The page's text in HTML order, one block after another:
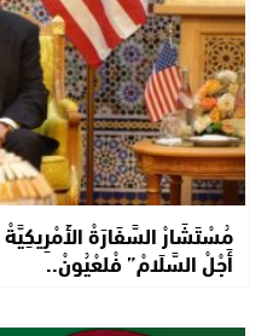
مُسْتَشَارْ السَّفَارَةْ
أَجْلْ السَّلَامْ” فْلعْيُونْ..